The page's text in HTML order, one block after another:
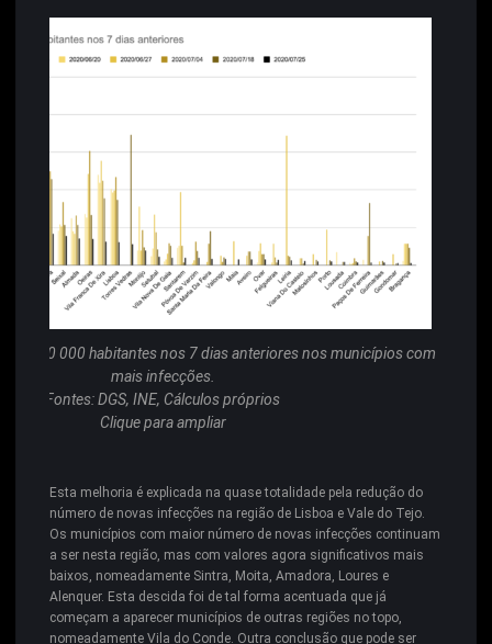
100 000 habitantes nos 7 dias anteriores nos municípios com
mais infecções.
Fontes: DGS, INE, Cálculos próprios
Clique para ampliar
Esta melhoria é explicada na quase totalidade pela redução do
número de novas infecções na região de Lisboa e Vale do Tejo.
Os municípios com maior número de novas infecções continuam
a ser nesta região, mas com valores agora significativos mais
baixos, nomeadamente Sintra, Moita, Amadora, Loures e
Alenquer. Esta descida foi de tal forma acentuada que já
começam a aparecer municípios de outras regiões no topo,
nomeadamente Vila do Conde. Outra conclusão que pode ser